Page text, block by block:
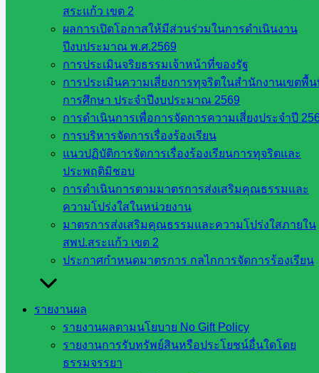
สระแก้ว เขต 2
ผลการเปิดโอกาสให้มีส่วนร่วมในการดำเนินงาน
ปีงบประมาณ พ.ศ.2569
การประเมินจริยธรรมเจ้าหน้าที่ของรัฐ
การประเมินความเสี่ยงการทุจริตในสำนักงานเขตพื้
การศึกษา ประจำปีงบประมาณ 2569
การดำเนินการเพื่อการจัดการความเสี่ยงประจำปี
การบริหารจัดการเรื่องร้องเรียน
แนวปฏิบัติการจัดการเรื่องร้องเรียนการทุจริตและ
ประพฤติมิชอบ
การดำเนินการตามมาตรการส่งเสริมคุณธรรมและ
ความโปร่งใสในหน่วยงาน
มาตรการส่งเสริมคุณธรรมและความโปร่งใสภายใน
สพป.สระแก้ว เขต 2
ประกาศกำหนดมาตรการ กลไกการจัดการร้องเรียน
รายงานผล
รายงานผลตามนโยบาย No Gift Policy
รายงานการรับทรัพย์สินหรือประโยชน์อื่นใดโดย
ธรรมจรรยา
เว็บไซต์
สพป. ใน
สังกัด
สพฐ.
กรมบัญชี
กลาง
สำนักงาน
ส.ก.ส.ค
หน่วยงาน
ในจังหวัด
สระแก้ว
จังหวัด
สระแก้ว
องค์การ
บริหาร